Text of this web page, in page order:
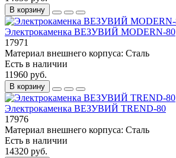
В корзину
Электрокаменка ВЕЗУВИЙ MODERN-80
17971
Материал внешнего корпуса: Сталь
Есть в наличии
11960 руб.
В корзину
Электрокаменка ВЕЗУВИЙ TREND-80
17976
Материал внешнего корпуса: Сталь
Есть в наличии
14320 руб.